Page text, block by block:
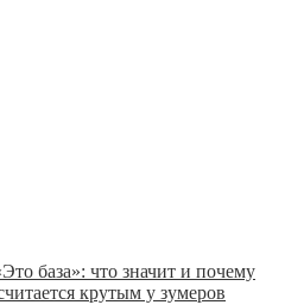
база»: что значит и почему
крутым у зумеров